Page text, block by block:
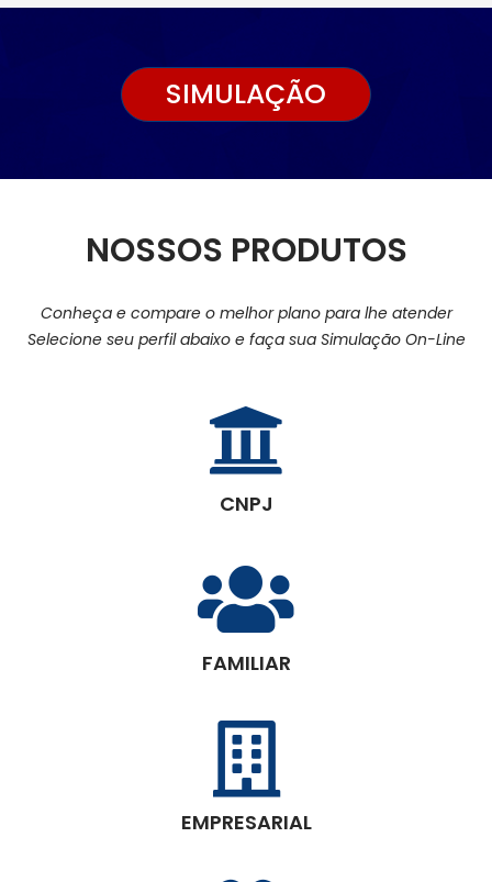
SIMULAÇÃO
NOSSOS PRODUTOS
Conheça e compare o melhor plano para lhe atender
Selecione seu perfil abaixo e faça sua Simulação On-Line
CNPJ
FAMILIAR
EMPRESARIAL